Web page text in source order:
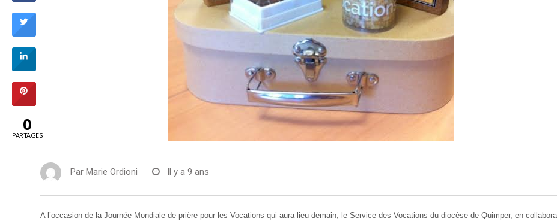
Par Marie Ordioni Il y a 9 ans
A l’occasion de la Journée Mondiale de prière pour les Vocations qui aura lieu demain, le Service des Vocations du diocèse de Quimper, en
0
PARTAGES